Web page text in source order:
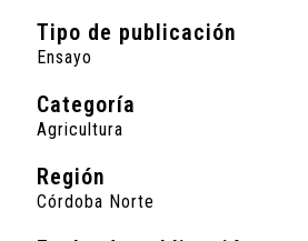
Tipo de publicación
Ensayo
Categoría
Agricultura
Región
Córdoba Norte